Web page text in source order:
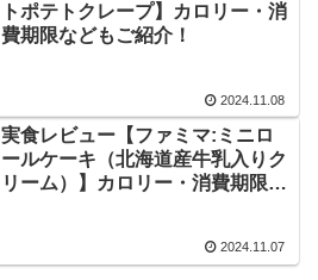
トポテトクレープ】カロリー・消
費期限などもご紹介！
2024.11.08
実食レビュー【ファミマ:ミニロ
ールケーキ（北海道産牛乳入りク
リーム）】カロリー・消費期限な
2024.11.07